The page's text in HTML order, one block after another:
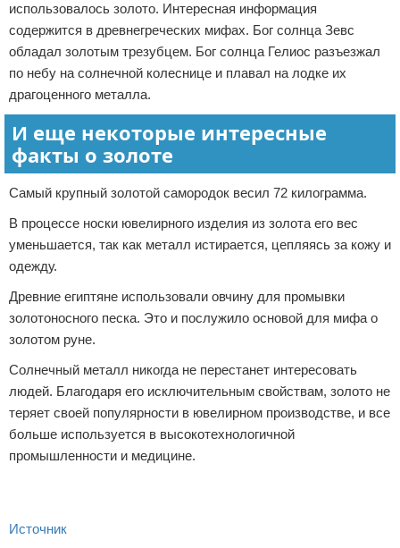
использовалось золото. Интересная информация
содержится в древнегреческих мифах. Бог солнца Зевс
обладал золотым трезубцем. Бог солнца Гелиос разъезжал
по небу на солнечной колеснице и плавал на лодке их
драгоценного металла.
И еще некоторые интересные
факты о золоте
Самый крупный золотой самородок весил 72 килограмма.
В процессе носки ювелирного изделия из золота его вес
уменьшается, так как металл истирается, цепляясь за кожу и
одежду.
Древние египтяне использовали овчину для промывки
золотоносного песка. Это и послужило основой для мифа о
золотом руне.
Солнечный металл никогда не перестанет интересовать
людей. Благодаря его исключительным свойствам, золото не
теряет своей популярности в ювелирном производстве, и все
больше используется в высокотехнологичной
промышленности и медицине.
Источник